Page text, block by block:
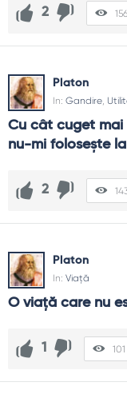
2 156
Platon
In: Gandire,
Cu cât cuget
nu-mi foloseşte
2
Platon
In: Viață
O viaţă care nu
1 101